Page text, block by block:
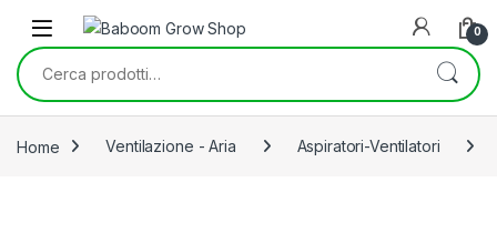
Skip to navigation
Skip to content
0
Cerca:
Home Ventilazione - Aria Aspiratori-Ventilatori